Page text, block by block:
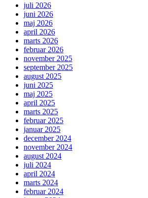
juli 2026
juni 2026
maj 2026
april 2026
marts 2026
februar 2026
november 2025
september 2025
august 2025
juni 2025
maj 2025
april 2025
marts 2025
februar 2025
januar 2025
december 2024
november 2024
august 2024
juli 2024
april 2024
marts 2024
februar 2024